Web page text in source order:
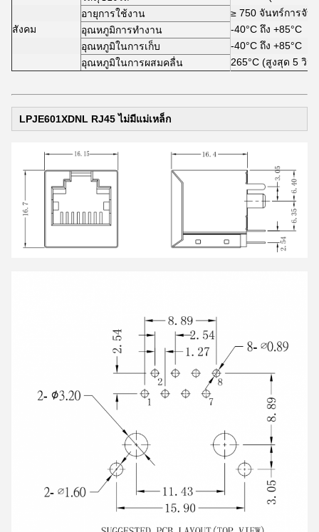
อายุการใช้งาน
≥ 750 จันทร์การจับคู่
สังคม
อุณหภูมิการทํางาน
-40°C ถึง +85°C
อุณหภูมิในการเก็บ
-40°C ถึง +85°C
อุณหภูมิในการผสมคลื่น
265°C (สูงสุด 5 วิน
LPJE601XDNL RJ45 ไม่มีแม่เหล็ก